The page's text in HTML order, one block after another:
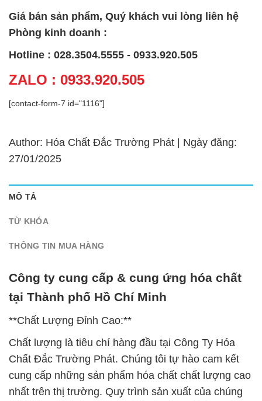
Giá bán sản phẩm, Quý khách vui lòng liên hệ
Phòng kinh doanh :
Hotline : 028.3504.5555 - 0933.920.505
ZALO : 0933.920.505
[contact-form-7 id="1116"]
Author: Hóa Chất Đắc Trường Phát | Ngày đăng:
27/01/2025
MÔ TẢ
TỪ KHÓA
THÔNG TIN MUA HÀNG
Công ty cung cấp & cung ứng hóa chất
tại Thành phố Hồ Chí Minh
**Chất Lượng Đỉnh Cao:**
Chất lượng là tiêu chí hàng đầu tại Công Ty Hóa
Chất Đắc Trường Phát. Chúng tôi tự hào cam kết
cung cấp những sản phẩm hóa chất chất lượng cao
nhất trên thị trường. Quy trình sản xuất của chúng